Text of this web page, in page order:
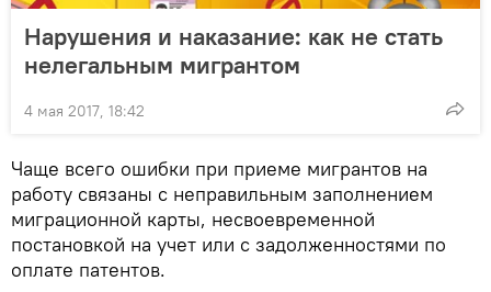
Нарушения и наказание: как не стать
нелегальным мигрантом
4 мая 2017, 18:42
Чаще всего ошибки при приеме мигрантов на
работу связаны с неправильным заполнением
миграционной карты, несвоевременной
постановкой на учет или с задолженностями по
оплате патентов.